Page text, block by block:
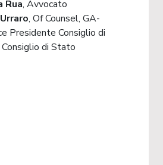
Rua, Avvocato
, Of Counsel, GA-
Presidente Consiglio di
di Stato